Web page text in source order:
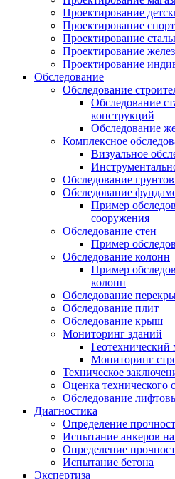
Проектирование
Проектирование
Проектирование
Проектирование
Проектирование
Обследование
Обследование
Обследование
конструкций
Обследование
Комплексное
Визуальное
Обследование
Обследование
Пример
сооружения
Обследование стен
Пример
Обследование колонн
Пример
колонн
Обследование
Обследование плит
Обследование крыш
Мониторинг зданий
Мониторинг
Техническое
Оценка технического
Обследование
Диагностика
Определение
Испытание анкеров
Определение
Испытание бетона
Экспертиза